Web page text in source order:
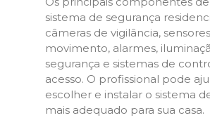
sistema de segurança
câmeras de vigilância,
movimento, alarmes,
segurança e sistemas de
acesso. O profissional pode
escolher e instalar o sistema
mais adequado para sua casa.